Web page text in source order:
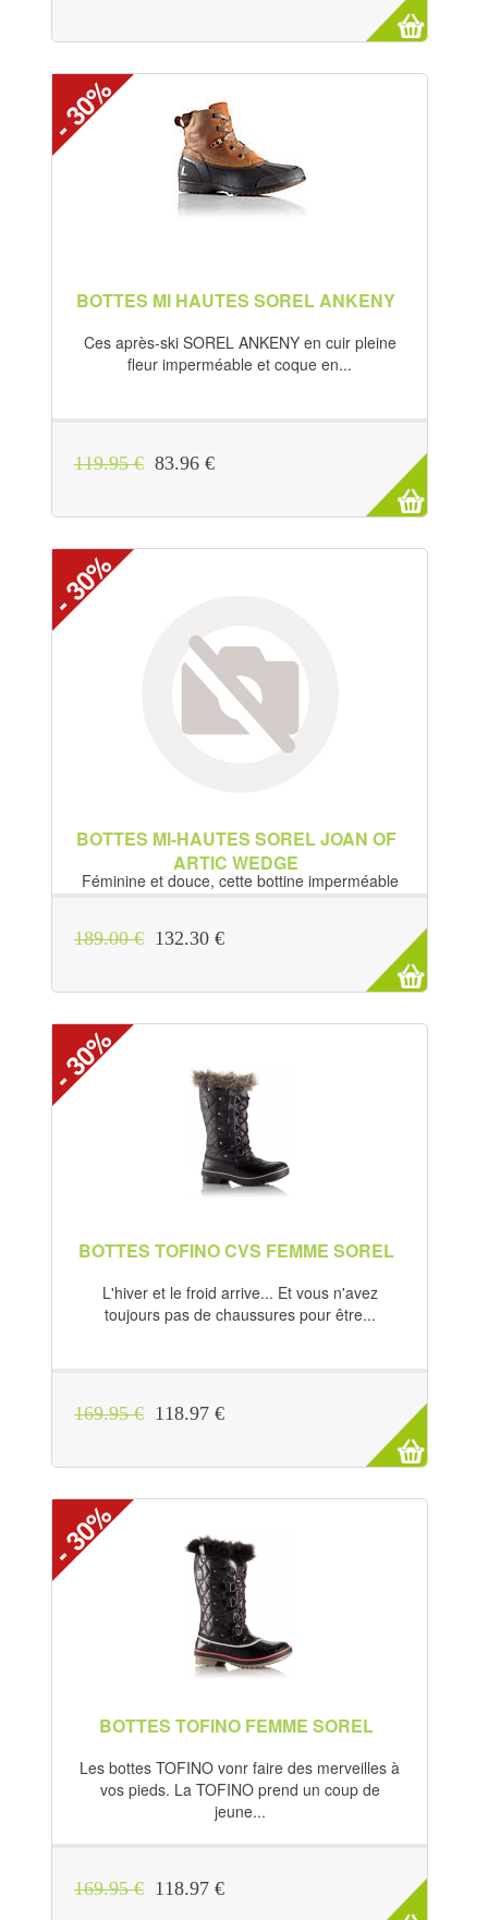
- 30%
BOTTES MI HAUTES SOREL ANKENY
Ces après-ski SOREL ANKENY en cuir pleine
fleur imperméable et coque en...
119.95 € 83.96 €
- 30%
BOTTES MI-HAUTES SOREL JOAN OF
ARTIC WEDGE
Féminine et douce, cette bottine imperméable
189.00 € 132.30 €
- 30%
BOTTES TOFINO CVS FEMME SOREL
L'hiver et le froid arrive... Et vous n'avez
toujours pas de chaussures pour être...
169.95 € 118.97 €
- 30%
BOTTES TOFINO FEMME SOREL
Les bottes TOFINO vonr faire des merveilles à
vos pieds. La TOFINO prend un coup de
jeune...
169.95 € 118.97 €